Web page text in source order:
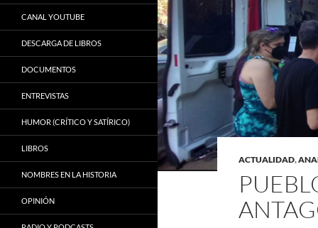
ACTUALIDAD,
CANAL YOUTUBE
DESCARGA DE LIBROS
DOCUMENTOS
ENTREVISTAS
HUMOR (CRÍTICO Y SATÍRICO)
LIBROS
NOMBRES EN LA HISTORIA
OPINIÓN